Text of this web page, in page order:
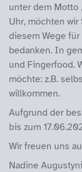
unter dem Motto
Uhr, möchten
diesem Wege
bedanken. In
und Fingerfood.
möchte: z.B.
willkommen.
Aufgrund der
bis zum
Wir freuen uns
Nadine